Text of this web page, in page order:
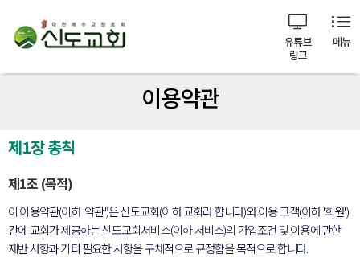
메뉴
유튜브
링크
이용약관
제1장 총칙
제1조 (목적)
이 이용약관(이하 '약관')은 신도교회(이하 교회라 합니다)와 이용 고객(이하 '회원')
간에 교회가 제공하는 신도교회서비스(이하 서비스)의 가입조건 및 이용에 관한
제반 사항과 기타 필요한 사항을 구체적으로 규정함을 목적으로 합니다.